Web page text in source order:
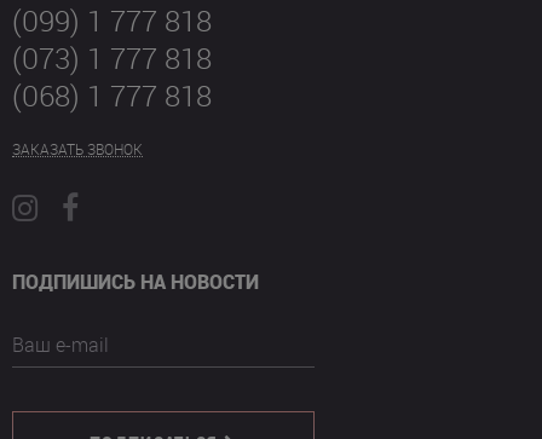
(099) 1 777 818
(073) 1 777 818
(068) 1 777 818
ЗАКАЗАТЬ ЗВОНОК
ПОДПИШИСЬ НА НОВОСТИ
Ваш e-mail